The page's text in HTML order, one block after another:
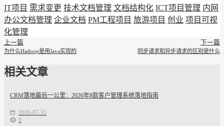
IT项目 需求变更 技术文档管理 文档结构化 ICT项目管理 内网
办公文档管理 企业文档 PM工程项目 旅游项目 创业 项目可视
化管理
上一篇
为什么Hadoop是用Java实现的
下一篇
同步请求和异步请求的区别是什么
相关文章
CRM落地最后一公里：2026年8款客户管理系统落地指南
2026-07-31
9